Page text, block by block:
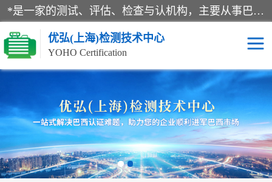
*是一家的测试、评估、检查与认机构，主要从事巴西NR10认证、NR12认证、NR13认证；ANATEL认证、INMTRO认证，欧盟CE认证：MD认证，PED认证，MID认证，ATEX认证，德国蓝色天使认证。
优弘(上海)检测技术中心
YOHO Certification
RECYCLASS认证 NR10认证
NR12认证 NR13认证
ART认证 巴西NR认证